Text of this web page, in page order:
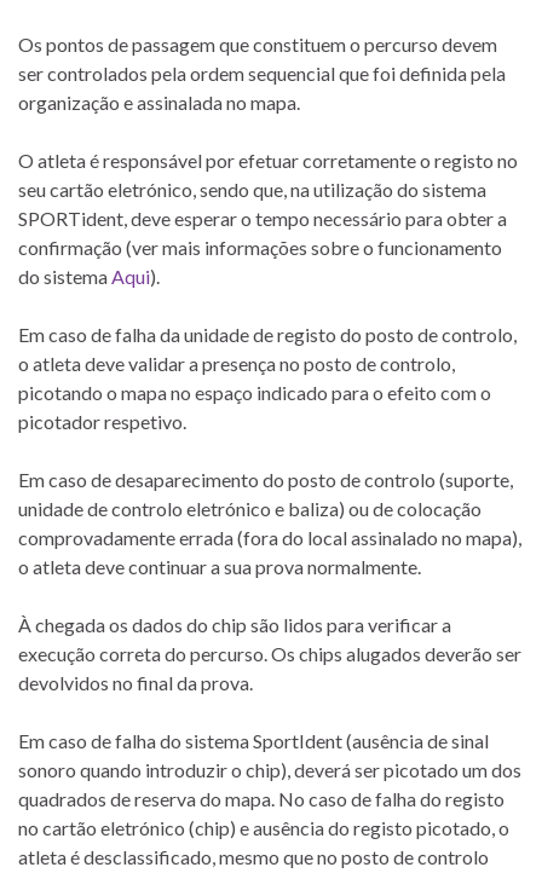
Os pontos de passagem que constituem o percurso devem
ser controlados pela ordem sequencial que foi definida pela
organização e assinalada no mapa.
O atleta é responsável por efetuar corretamente o registo no
seu cartão eletrónico, sendo que, na utilização do sistema
SPORTident, deve esperar o tempo necessário para obter a
confirmação (ver mais informações sobre o funcionamento
do sistemaAqui).
Em caso de falha da unidade de registo do posto de controlo,
o atleta deve validar a presença no posto de controlo,
picotando o mapa no espaço indicado para o efeito com o
picotador respetivo.
Em caso de desaparecimento do posto de controlo (suporte,
unidade de controlo eletrónico e baliza) ou de colocação
comprovadamente errada (fora do local assinalado no mapa),
o atleta deve continuar a sua prova normalmente.
À chegada os dados do chip são lidos para verificar a
execução correta do percurso. Os chips alugados deverão ser
devolvidos no final da prova.
Em caso de falha do sistema SportIdent (ausência de sinal
sonoro quando introduzir o chip), deverá ser picotado um dos
quadrados de reserva do mapa. No caso de falha do registo
no cartão eletrónico (chip) e ausência do registo picotado, o
atleta é desclassificado, mesmo que no posto de controlo